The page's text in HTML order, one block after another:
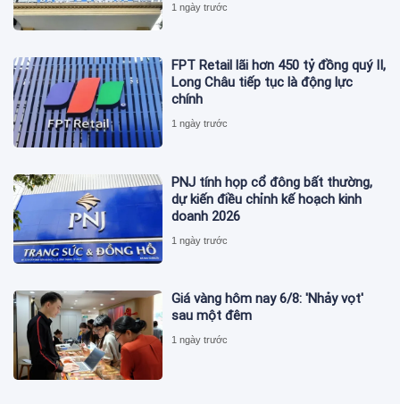
1 ngày trước
FPT Retail lãi hơn 450 tỷ đồng quý II,
Long Châu tiếp tục là động lực
chính
1 ngày trước
PNJ tính họp cổ đông bất thường,
dự kiến điều chỉnh kế hoạch kinh
doanh 2026
1 ngày trước
Giá vàng hôm nay 6/8: 'Nhảy vọt'
sau một đêm
1 ngày trước